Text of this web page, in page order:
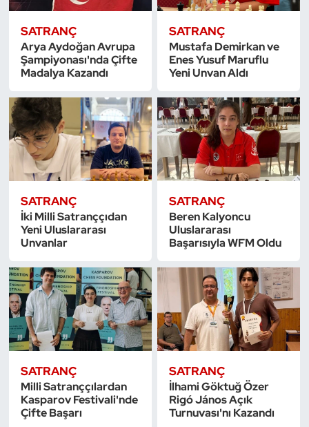
SATRANÇ
Arya Aydoğan Avrupa
Şampiyonası'nda Çifte
Madalya Kazandı
SATRANÇ
Mustafa Demirkan ve
Enes Yusuf Maruflu
Yeni Unvan Aldı
SATRANÇ
İki Milli Satranççıdan
Yeni Uluslararası
Unvanlar
SATRANÇ
Beren Kalyoncu
Uluslararası
Başarısıyla WFM Oldu
SATRANÇ
Milli Satranççılardan
Kasparov Festivali'nde
Çifte Başarı
SATRANÇ
İlhami Göktuğ Özer
Rigó János Açık
Turnuvası'nı Kazandı
Eskrim
Futsal
Genel
Golf
Güreş
Halter
Hava Sporları
Hentbol
İşitme Engelli Sporcular
Judo ve Kuraş